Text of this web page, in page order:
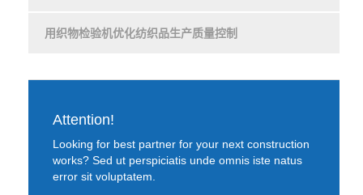
用织物检验机优化纺织品生产质量控制
Attention!
Looking for best partner for your next construction
works? Sed ut perspiciatis unde omnis iste natus
error sit voluptatem.